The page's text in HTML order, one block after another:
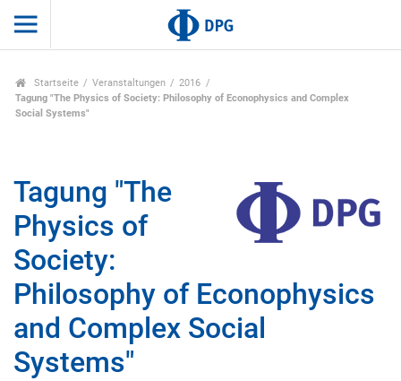
Startseite Veranstaltungen
2016
Tagung "The Physics of Society: Philosophy of Econophysics and Complex
Social Systems"
Tagung "The
Physics of
Society:
Philosophy of Econophysics
and Complex Social
Systems"